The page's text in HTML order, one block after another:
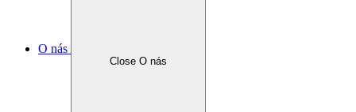
O nás
Close O nás